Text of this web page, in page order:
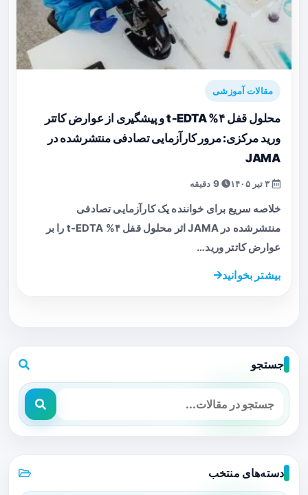
مقالات آموزشی
محلول قفل ۴% t‑EDTA و پیشگیری از عوارض کاتتر
ورید مرکزی: مرور کارآزمایی تصادفی منتشرشده در
JAMA
9 دقیقه
خلاصه سریع برای خواننده یک کارآزمایی تصادفی
منتشرشده در JAMA اثر محلول قفل ۴% t‑EDTA را بر
عوارض کاتتر ورید…
بیشتر بخوانید
جستجو
دسته‌های منتخب